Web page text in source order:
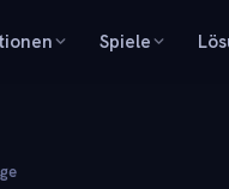
Spiele